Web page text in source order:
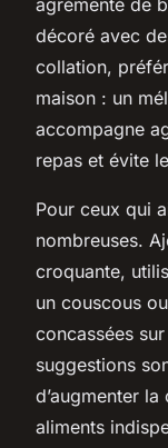
décoré avec
collation,
maison : un
accompagne
repas et évite
Pour ceux qui
nombreuses.
croquante,
un couscous
concassées
suggestions
d’augmenter
aliments